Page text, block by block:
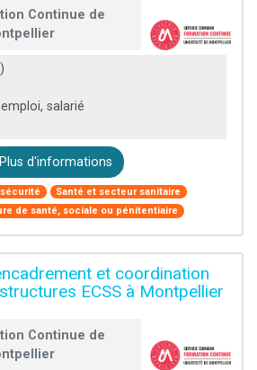
Continue de
salarié
Plus d'informations
Santé et secteur sanitaire
de santé, sociale ou pénitentiaire
et coordination
ECSS à Montpellier
Continue de